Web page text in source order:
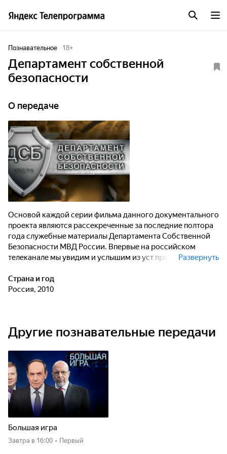
Познавательное 18+
Департамент собственной
безопасности
О передаче
Основой каждой серии фильма данного документального
проекта являются рассекреченные за последние полтора
года служебные материалы Департамента Собственной
Безопасности МВД России. Впервые на российском
телеканале мы увидим и услышим из уст представителей
милиционеры ради обогащения убивают бизнесменов,
продают неучтённое оружие гражданскому населению,
Развернуть
Страна и год
Россия, 2010
Другие познавательные передачи
Большая игра
Завтра в 16:00 • Первый